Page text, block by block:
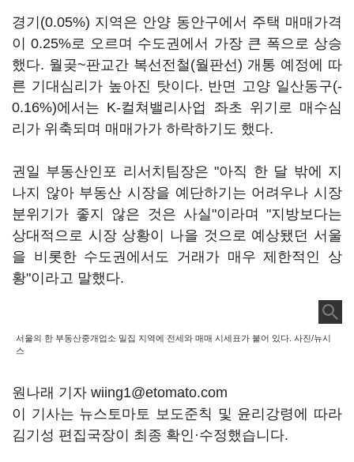
경기(0.05%) 지역은 안양 동안구에서 주택 매매가격
이 0.25%로 오르며 수도권에서 가장 큰 폭으로 상승
했다. 월곶~판교간 복선전철(월판선) 개통 예정에 따
른 기대심리가 높아진 탓이다. 반면 고양 일산동구(-
0.16%)에서는 K-컬쳐밸리사업 좌초 위기로 매수심
리가 위축되며 매매가가 하락하기도 했다.
권일 부동산인포 리서치팀장은 "아직 한 달 밖에 지
나지 않아 부동산 시장을 예단하기는 어려우나 시장
분위기가 좋지 않은 것은 사실"이라며 "지방보다는
상대적으로 시장 상황이 나을 것으로 예상됐던 서울
을 비롯한 수도권에서도 거래가 매우 제한적인 상
황"이라고 말했다.
서울의 한 부동산중개업소 밀집 지역에 전세와 매매 시세표가 붙어 있다. 사진/뉴시
스
원나래 기자 wiing1@etomato.com
이 기사는 뉴스토마토 보도준칙 및 윤리강령에 따라
김기성 편집국장이 최종 확인·수정했습니다.